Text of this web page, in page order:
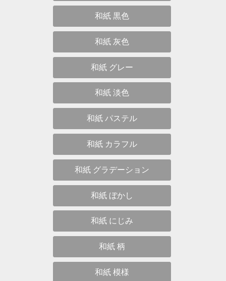
和紙 黒色
和紙 灰色
和紙 グレー
和紙 淡色
和紙 パステル
和紙 カラフル
和紙 グラデーション
和紙 ぼかし
和紙 にじみ
和紙 柄
和紙 模様